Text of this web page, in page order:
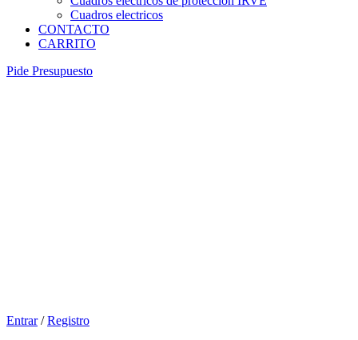
Cuadros electricos
CONTACTO
CARRITO
Pide Presupuesto
Entrar / Registro